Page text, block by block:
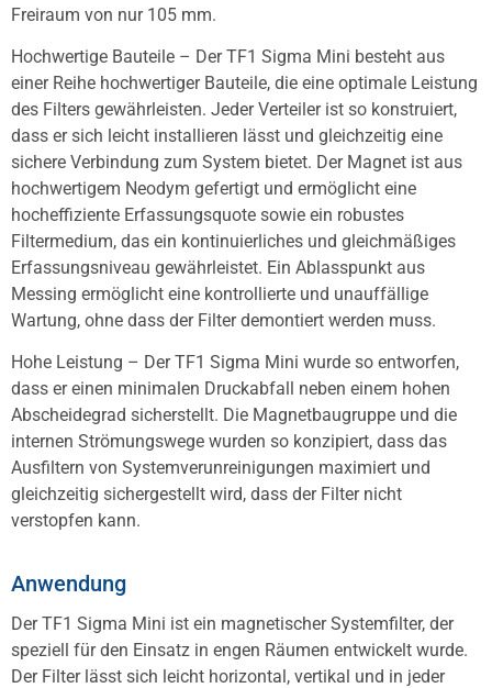
Freiraum von nur 105 mm.
Hochwertige Bauteile – Der TF1 Sigma Mini besteht aus
einer Reihe hochwertiger Bauteile, die eine optimale Leistung
des Filters gewährleisten. Jeder Verteiler ist so konstruiert,
dass er sich leicht installieren lässt und gleichzeitig eine
sichere Verbindung zum System bietet. Der Magnet ist aus
hochwertigem Neodym gefertigt und ermöglicht eine
hocheffiziente Erfassungsquote sowie ein robustes
Filtermedium, das ein kontinuierliches und gleichmäßiges
Erfassungsniveau gewährleistet. Ein Ablasspunkt aus
Messing ermöglicht eine kontrollierte und unauffällige
Wartung, ohne dass der Filter demontiert werden muss.
Hohe Leistung – Der TF1 Sigma Mini wurde so entworfen,
dass er einen minimalen Druckabfall neben einem hohen
Abscheidegrad sicherstellt. Die Magnetbaugruppe und die
internen Strömungswege wurden so konzipiert, dass das
Ausfiltern von Systemverunreinigungen maximiert und
gleichzeitig sichergestellt wird, dass der Filter nicht
verstopfen kann.
Anwendung
Der TF1 Sigma Mini ist ein magnetischer Systemfilter, der
speziell für den Einsatz in engen Räumen entwickelt wurde.
Der Filter lässt sich leicht horizontal, vertikal und in jeder